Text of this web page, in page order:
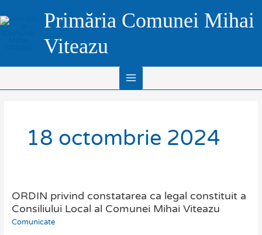
to
Primăria Comunei Mihai
Viteazu
Menu
18 octombrie 2024
ORDIN privind constatarea ca legal constituit a
Consiliului Local al Comunei Mihai Viteazu
Comunicate
ORDIN
privind
constatarea